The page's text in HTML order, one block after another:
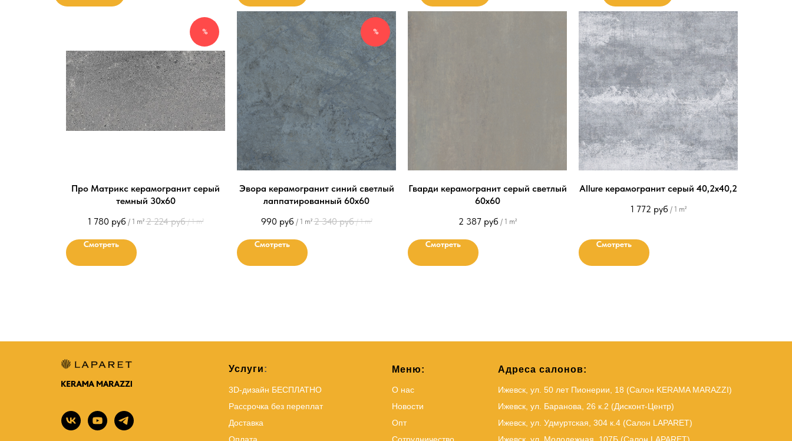
%
Про Матрикс керамогранит серый
темный 30х60
1 780 руб / 1 m² 2 224 руб / 1 m²
Смотреть
%
Эвора керамогранит синий светлый
лаппатированный 60х60
990 руб / 1 m² 2 340 руб / 1 m²
Смотреть
Гварди керамогранит серый светлый
60х60
2 387 руб / 1 m²
Смотреть
Allure керамогранит серый 40,2х40,2
1 772 руб / 1 m²
Смотреть
Услуги:
3D-дизайн БЕСПЛАТНО
Рассрочка без переплат
Доставка
Меню:
О нас
Новости
Опт
Адреса салонов:
Ижевск, ул. 50 лет Пионерии, 18 (Салон KERAMA MARAZZI)
Ижевск, ул. Баранова, 26 к.2 (Дисконт-Центр)
Ижевск, ул. Удмуртская, 304 к.4 (Салон LAPARET)